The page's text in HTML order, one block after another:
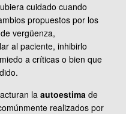
cuidado cuando
propuestos por los
vergüenza,
al paciente, inhibirlo
a críticas o bien que
la autoestima de
realizados por